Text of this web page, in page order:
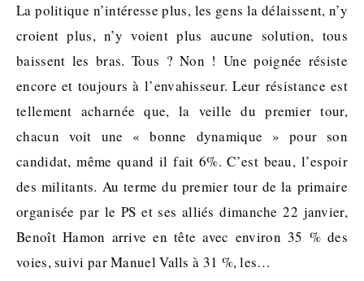
La politique n’intéresse plus, les gens la délaissent, n’y
croient plus, n’y voient plus aucune solution, tous
baissent les bras. Tous ? Non ! Une poignée résiste
encore et toujours à l’envahisseur. Leur résistance est
tellement acharnée que, la veille du premier tour,
chacun voit une « bonne dynamique » pour son
candidat, même quand il fait 6%. C’est beau, l’espoir
des militants. Au terme du premier tour de la primaire
organisée par le PS et ses alliés dimanche 22 janvier,
Benoît Hamon arrive en tête avec environ 35 % des
voies, suivi par Manuel Valls à 31 %, les…